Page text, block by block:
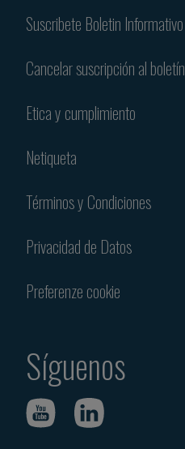
Suscribete Boletin Informativo
Cancelar suscripción al boletín
Etica y cumplimiento
Netiqueta
Términos y Condiciones
Privacidad de Datos
Preferenze cookie
Síguenos